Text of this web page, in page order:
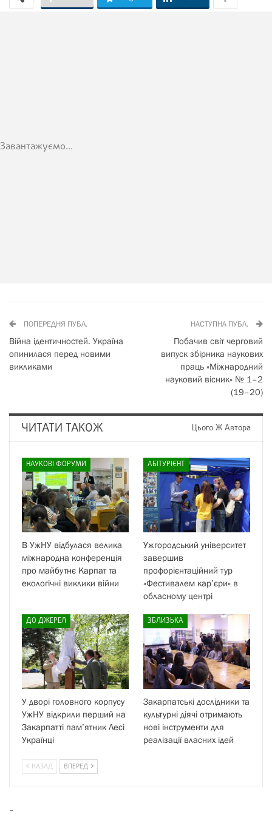
Завантажуємо...
ПОПЕРЕДНЯ ПУБЛ.
Війна ідентичностей. Україна
опинилася перед новими
викликами
НАСТУПНА ПУБЛ.
Побачив світ черговий
випуск збірника наукових
праць «Міжнародний
науковий вісник» № 1–2
(19–20)
ЧИТАТИ ТАКОЖ Цього Ж Автора
НАУКОВІ ФОРУМИ
В УжНУ відбулася велика
міжнародна конференція
про майбутнє Карпат та
екологічні виклики війни
АБІТУРІЄНТ
Ужгородський університет
завершив
профорієнтаційний тур
«Фестивалем кар’єри» в
обласному центрі
ДО ДЖЕРЕЛ
У дворі головного корпусу
УжНУ відкрили перший на
Закарпатті пам’ятник Лесі
Українці
ЗБЛИЗЬКА
Закарпатські дослідники та
культурні діячі отримають
нові інструменти для
реалізації власних ідей
НАЗАД ВПЕРЕД
-